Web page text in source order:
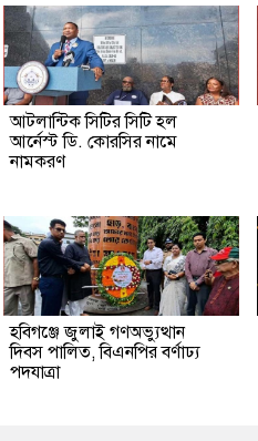
আটলান্টিক সিটির সিটি হল
আর্নেস্ট ডি. কোরসির নামে
নামকরণ
হবিগঞ্জে জুলাই গণঅভ্যুত্থান
দিবস পালিত, বিএনপির বর্ণাঢ্য
পদযাত্রা